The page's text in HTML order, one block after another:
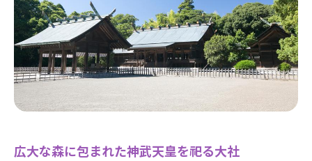
広大な森に包まれた神武天皇を祀る大社